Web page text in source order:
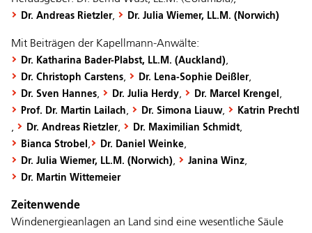
Dr. Andreas Rietzler, Dr. Julia Wiemer, LL.M. (Norwich)
Mit Beiträgen der Kapellmann-Anwälte:
Dr. Katharina Bader-Plabst, LL.M. (Auckland),
Dr. Christoph Carstens, Dr. Lena-Sophie Deißler,
Dr. Sven Hannes, Dr. Julia Herdy, Dr. Marcel Krengel ,
Prof. Dr. Martin Lailach, Dr. Simona Liauw, Katrin Prechtl
, Dr. Andreas Rietzler, Dr. Maximilian Schmidt,
Bianca Strobel , Dr. Daniel Weinke,
Dr. Julia Wiemer, LL.M. (Norwich), Janina Winz,
Dr. Martin Wittemeier
Zeitenwende
Windenergieanlagen an Land sind eine wesentliche Säule